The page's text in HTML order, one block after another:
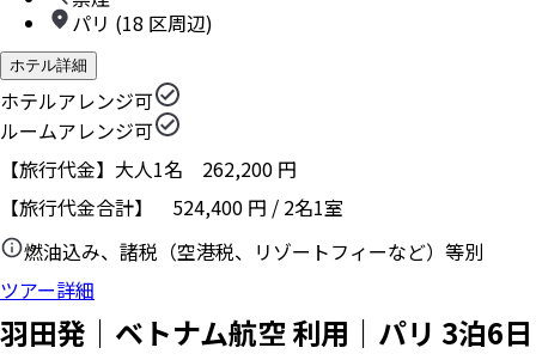
パリ (18 区周辺)
ホテル詳細
ホテルアレンジ可
ルームアレンジ可
【旅行代金】大人1名 262,200 円
【旅行代金合計】 524,400 円 / 2名1室
燃油込み、諸税（空港税、リゾートフィーなど）等別
ツアー詳細
羽田発｜ベトナム航空 利用｜パリ 3泊6日